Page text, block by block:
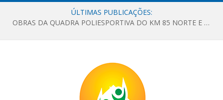
ÚLTIMAS PUBLICAÇÕES:
OBRAS DA QUADRA POLIESPORTIVA DO KM 85 NORTE E DA ESCOLA GASPAR VIANA AVANÇAM